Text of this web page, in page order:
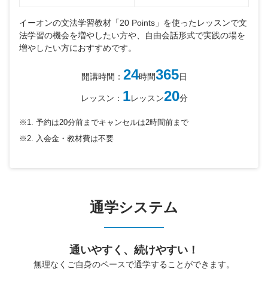
イーオンの文法学習教材「20 Points」を使ったレッスンで文
法学習の機会を増やしたい方や、自由会話形式で実践の場を
増やしたい方におすすめです。
開講時間： 24時間365日
レッスン： 1レッスン20分
※1.
予約は20分前までキャンセルは2時間前まで
※2.
入会金・教材費は不要
通学システム
通いやすく、続けやすい！
無理なくご自身のペースで通学することができます。